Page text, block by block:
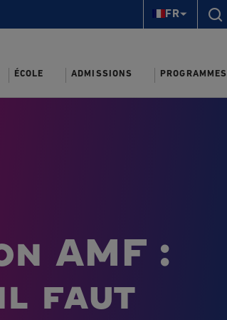
FR
ÉCOLE ADMISSIONS PROGRAMMES
AMF :
faut